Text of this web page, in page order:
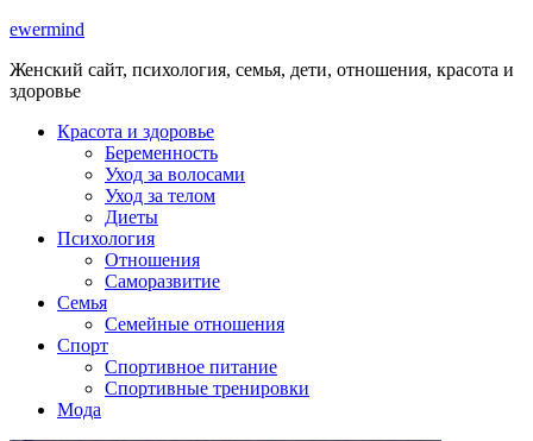
ewermind
Женский сайт, психология, семья, дети, отношения, красота и
здоровье
Красота и здоровье
Беременность
Уход за волосами
Уход за телом
Диеты
Психология
Отношения
Саморазвитие
Семья
Семейные отношения
Спорт
Спортивное питание
Спортивные тренировки
Мода